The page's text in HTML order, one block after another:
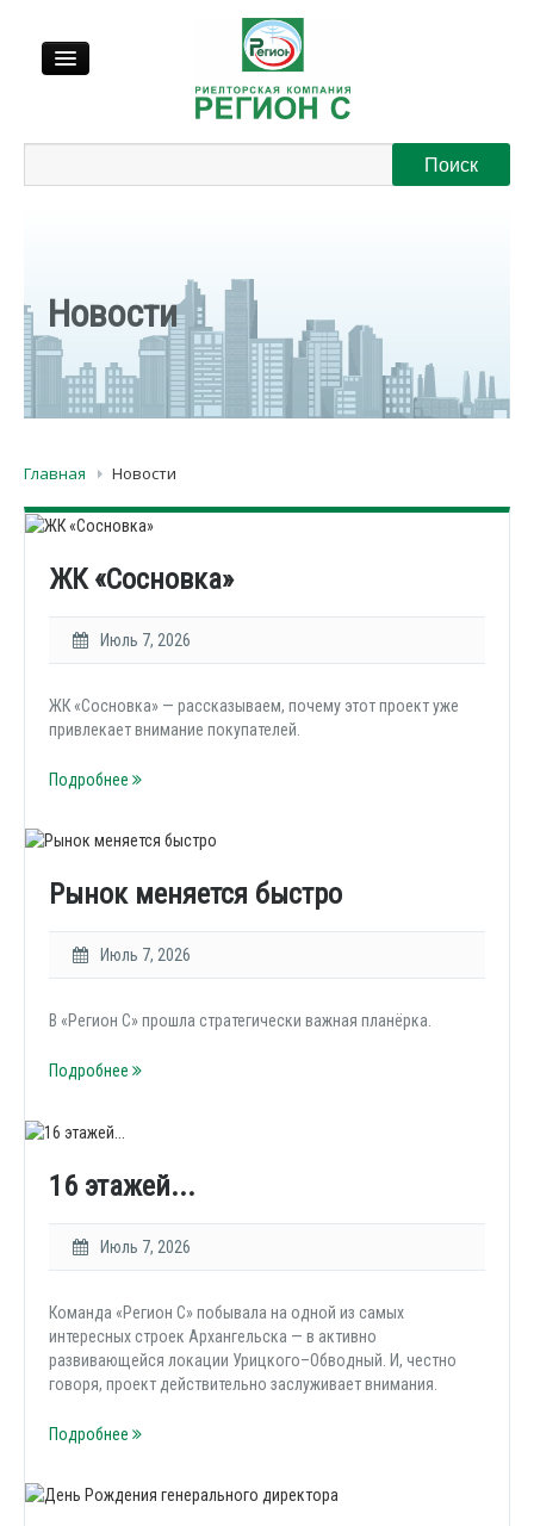
Регионы
Новости
Главная Новости
ЖК «Сосновка»
Июль 7, 2026
ЖК «Сосновка» — рассказываем, почему этот проект уже
привлекает внимание покупателей.
Подробнее
Рынок меняется быстро
Июль 7, 2026
В «Регион С» прошла стратегически важная планёрка.
Подробнее
16 этажей...
Июль 7, 2026
Команда «Регион С» побывала на одной из самых
интересных строек Архангельска — в активно
развивающейся локации Урицкого–Обводный. И, честно
говоря, проект действительно заслуживает внимания.
Подробнее